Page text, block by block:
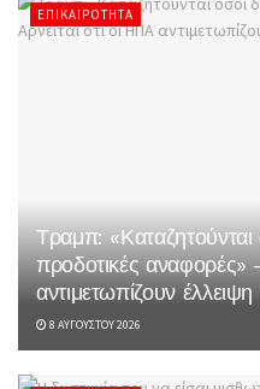
ΕΠΙΚΑΙΡΌΤΗΤΑ
Τραμπ: «Καταζητούνται
προδοτικές αναφορές»
αντιμετωπίζουν
8 ΑΥΓΟΎΣΤΟΥ 2026